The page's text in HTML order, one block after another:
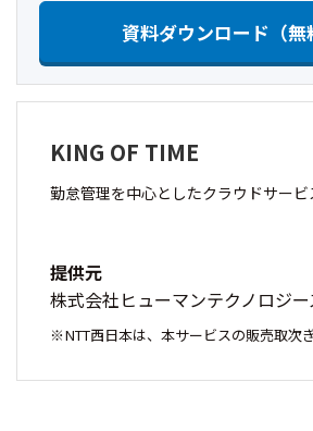
資料ダウンロード（無
KING OF TIME
勤怠管理を中心としたクラウドサービ
提供元
株式会社ヒューマンテクノロジー
NTT西日本は、本サービスの販売取次